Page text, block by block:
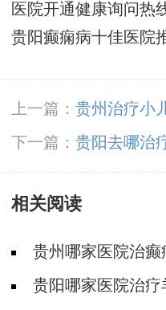
医院开通健康询问热
贵阳癫痫病十佳医院
上一篇： 贵州治疗小
下一篇： 贵阳去哪治
相关阅读
贵州哪家医院治癫
治疗好?
贵阳哪家医院治疗